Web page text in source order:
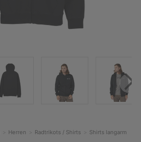
Herren Radtrikots / Shirts Shirts langarm